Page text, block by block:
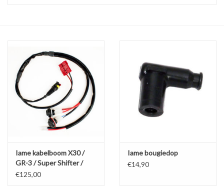
Gereedschap
Motoren en onderdelen
Iame kabelboom X30 /
GR-3 / Super Shifter /
S125
€125,00
Iame bougiedop
€14,90